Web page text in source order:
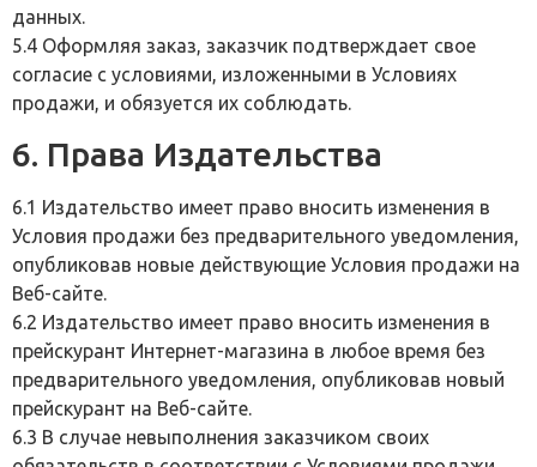
данных.
5.4 Оформляя заказ, заказчик подтверждает свое
согласие с условиями, изложенными в Условиях
продажи, и обязуется их соблюдать.
6. Права Издательства
6.1 Издательство имеет право вносить изменения в
Условия продажи без предварительного уведомления,
опубликовав новые действующие Условия продажи на
Веб-сайте.
6.2 Издательство имеет право вносить изменения в
прейскурант Интернет-магазина в любое время без
предварительного уведомления, опубликовав новый
прейскурант на Веб-сайте.
6.3 В случае невыполнения заказчиком своих